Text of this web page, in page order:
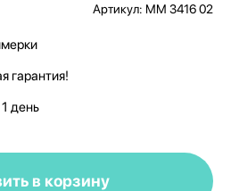
Артикул: MM 3416 02
гарантия!
день
в корзину